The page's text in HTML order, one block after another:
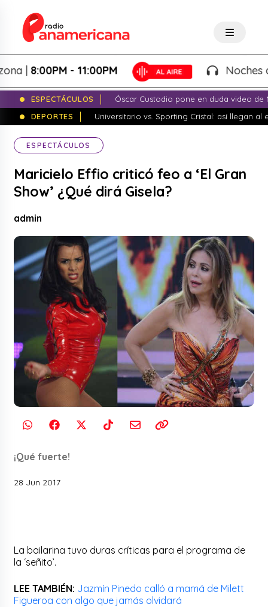
|8:00PM - 11:00PM Noches de
ESPECTÁCULOS
Óscar Custodio pone en duda video de
DEPORTES
Universitario vs. Sporting Cristal: así llegan al
ESPECTÁCULOS
Maricielo Effio criticó feo a ‘El Gran
Show’ ¿Qué dirá Gisela?
admin
¡Qué fuerte!
28 Jun 2017
La bailarina tuvo duras críticas para el programa de
la ‘señito’.
LEE TAMBIÉN: Jazmín Pinedo calló a mamá de Milett
Figueroa con algo que jamás olvidará